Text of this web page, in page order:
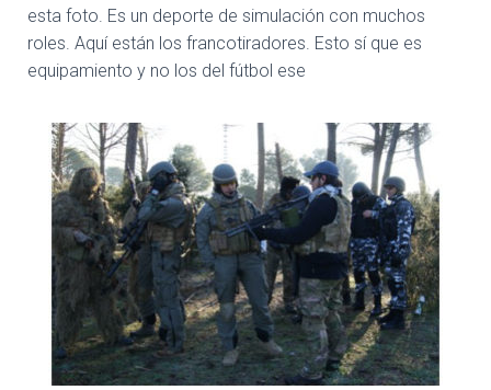
esta foto. Es un deporte de simulación con muchos
roles. Aquí están los francotiradores. Esto sí que es
equipamiento y no los del fútbol ese